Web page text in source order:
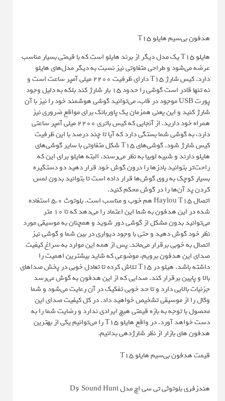
هدفون بی‌سیم هایلو T15
هایلو T15 یک مدل دیگر از برند هایلو است که با قیمتی بسیار مناسب
عرضه می‌شود و طراحی متفاوتی نیز نسبت به دیگر مدل‌های هایلو
دارد. کیس شارژ T15 دارای ظرفیت ۲۲۰۰ میلی آمپر ساعت است و
نه تنها قادر است گوشی را حدود ۱۵ بار شارژ کند بلکه به دلیل وجود
پورت USB موجود در قاب، می‌توانید گوشی هوشمند خود را نیز با آن
شارژ کنید و این یعنی همزمان یک پاوربانک برای مواقع ضروری نیز
همراه خود دارید. از آنجایی که کیس باتری ۲۲۰۰ میلی آمپر ساعتی
دارد، به گوشی شما بستگی دارد که آیا تا چند درصد با این ظرفیت
کیس شارژ شود. گوشي‌هاي T15 شكل متفاوتي با ساير گوشي‌هاي
هايلو دارند و شبیه لوبیا به نظر می‌رسند. البته هایلو برای این که
راحت‌تر بتوانید بادزها را درون گوش خود قرار دهید دو دستگیره
بسیار کوچک به روی گوش‌ها قرار داده است تا بتوانید بدون لمس
کردن پد آن‌ها را در گوش محکم کنید.
اتصال Haylou T15 هم خوب و مناسب است. بلوتوث 5.0 استفاده
شده در این هدفون به شما این اعتماد را می‌دهد که تا 10 متر
می‌توانید بدون مشکل از گوشی دور شوید و همچنان به موسیقی مورد
نظر خود گوش دهید و حتی با وجود دیواری در بین شما و گوشی نیز
اتصال به خوبی برقرار می‌ماند. پس از همه این موارد به سراغ کیفیت
صدای این هدفون برویم، موضوعی که شاید بیشترین اهمیت را
داشته باشد. هیلو در T15 تلاش کرده تا تعادل خوبی در پخش صداهای
بالا و پایین برقرار کند. صدایی که از این هدفون به گوش می‌رسد
جزئیات بالایی دارد و تا حد خوبی تفکیک در آن رعایت می‌شود و شما
وکال را از موسیقی تشخیص خواهید داد. در کل کیفیت صدای این
محصول با توجه به بازه قیمتی هیچ ایرادی ندارد و رضایت شما را به
دست خواهد آورد. در واقع هایلو T15 را می‌توانیم یکی از بهترین
هدفون های بازار از نظر شارژدهی بدانیم.
قیمت هدفون بی‌سیم هایلو T15
هندزفری بلوتوثی تی سی اچ مدل D6 Sound Hunt